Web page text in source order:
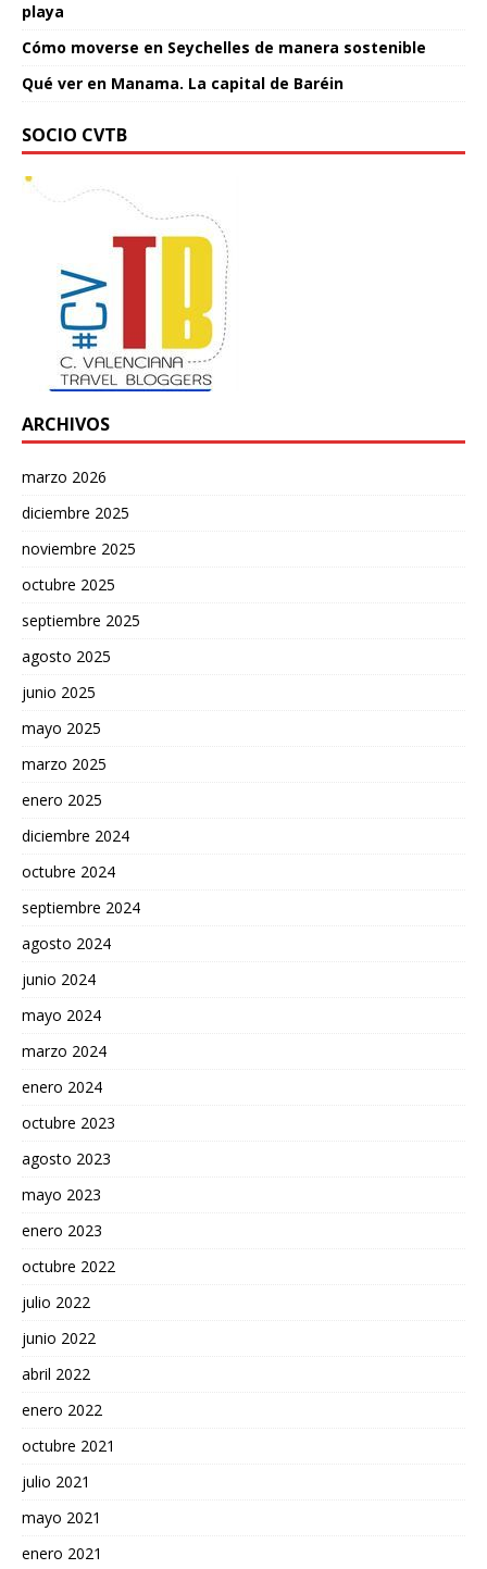
playa
Cómo moverse en Seychelles de manera sostenible
Qué ver en Manama. La capital de Baréin
SOCIO CVTB
ARCHIVOS
marzo 2026
diciembre 2025
noviembre 2025
octubre 2025
septiembre 2025
agosto 2025
junio 2025
mayo 2025
marzo 2025
enero 2025
diciembre 2024
octubre 2024
septiembre 2024
agosto 2024
junio 2024
mayo 2024
marzo 2024
enero 2024
octubre 2023
agosto 2023
mayo 2023
enero 2023
octubre 2022
julio 2022
junio 2022
abril 2022
enero 2022
octubre 2021
julio 2021
mayo 2021
enero 2021